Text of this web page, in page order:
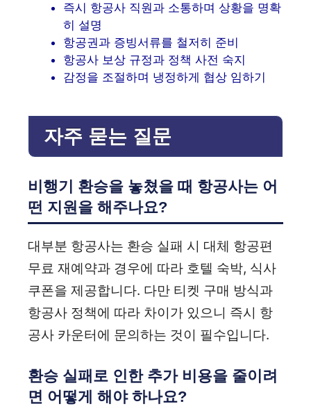
즉시 항공사 직원과 소통하며 상황을 명확
히 설명
항공권과 증빙서류를 철저히 준비
항공사 보상 규정과 정책 사전 숙지
감정을 조절하며 냉정하게 협상 임하기
자주 묻는 질문
비행기 환승을 놓쳤을 때 항공사는 어
떤 지원을 해주나요?
대부분 항공사는 환승 실패 시 대체 항공편
무료 재예약과 경우에 따라 호텔 숙박, 식사
쿠폰을 제공합니다. 다만 티켓 구매 방식과
항공사 정책에 따라 차이가 있으니 즉시 항
공사 카운터에 문의하는 것이 필수입니다.
환승 실패로 인한 추가 비용을 줄이려
면 어떻게 해야 하나요?